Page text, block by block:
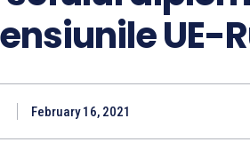
UE-
February 16, 2021